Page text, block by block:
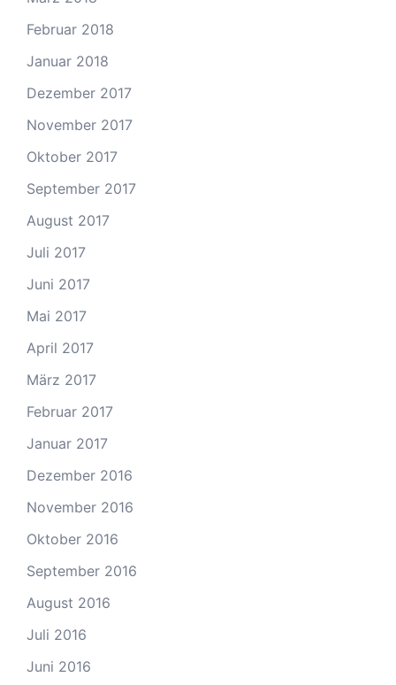
Februar 2018
Januar 2018
Dezember 2017
November 2017
Oktober 2017
September 2017
August 2017
Juli 2017
Juni 2017
Mai 2017
April 2017
März 2017
Februar 2017
Januar 2017
Dezember 2016
November 2016
Oktober 2016
September 2016
August 2016
Juli 2016
Juni 2016